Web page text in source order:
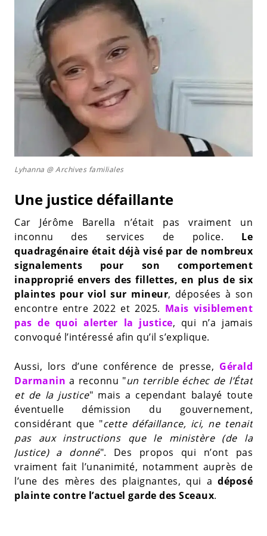
Lyhanna @ Archives familiales
Une justice défaillante
Car Jérôme Barella n’était pas vraiment un
inconnu des services de police. Le
quadragénaire était déjà visé par de nombreux
signalements pour son comportement
inapproprié envers des fillettes, en plus de six
plaintes pour viol sur mineur, déposées à son
encontre entre 2022 et 2025. Mais visiblement
pas de quoi alerter la justice, qui n’a jamais
convoqué l’intéressé afin qu’il s’explique.
Aussi, lors d’une conférence de presse, Gérald
Darmanin a reconnu "un terrible échec de l’État
et de la justice" mais a cependant balayé toute
éventuelle démission du gouvernement,
considérant que "cette défaillance, ici, ne tenait
pas aux instructions que le ministère (de la
Justice) a donné". Des propos qui n’ont pas
vraiment fait l’unanimité, notamment auprès de
l’une des mères des plaignantes, qui a déposé
plainte contre l’actuel garde des Sceaux.